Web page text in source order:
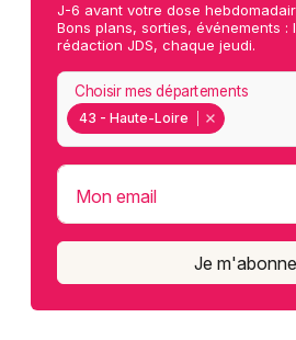
J-6 avant votre dose
Bons plans, sorties, événements :
rédaction JDS, chaque jeudi.
43 - Haute-Loire
Choisir mes départements
Mon email
Je m'abonne